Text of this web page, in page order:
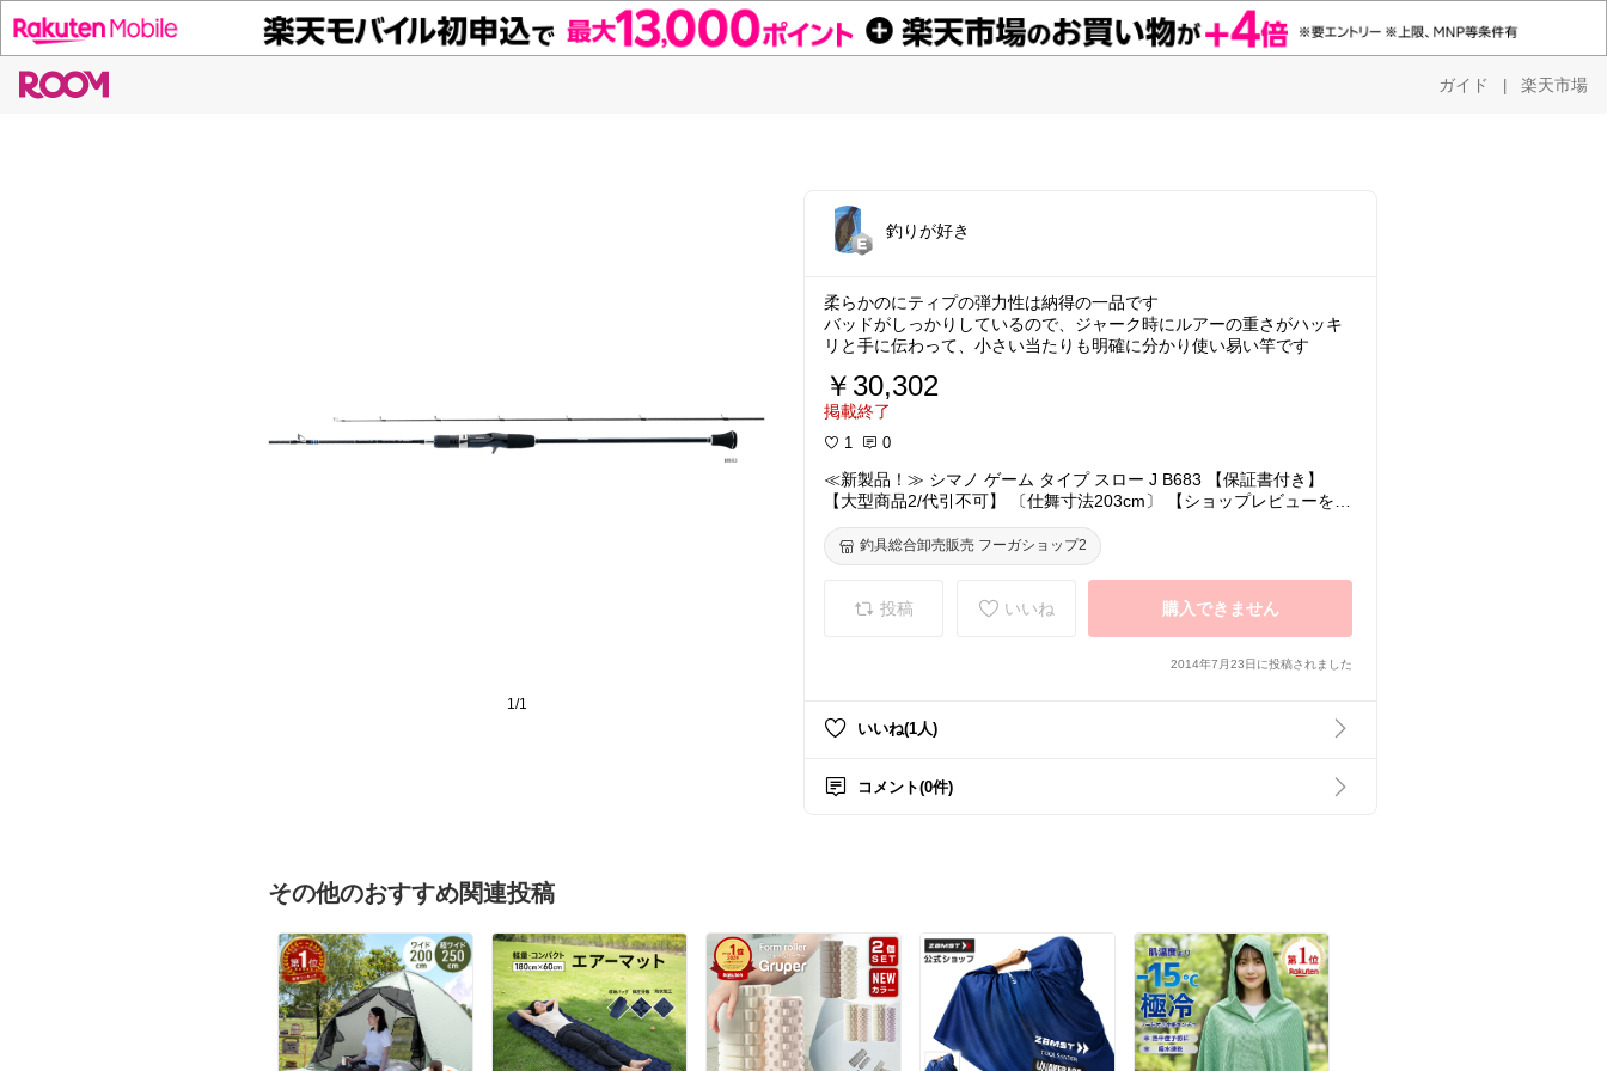
ガイド | 楽天市場
1/1
釣りが好き
柔らかのにティプの弾力性は納得の一品です
バッドがしっかりしているので、ジャーク時にルアーの重さがハッキ
￥30,302
掲載終了
1 0
≪新製品！≫ シマノ ゲーム タイプ スロー J B683 【保証書付き】
【大型商品2/代引不可】 〔仕舞寸法203cm〕 【ショップレビューを書
釣具総合卸売販売 フーガショップ2
投稿 いいね 購入できません
2014年7月23日に投稿されました
いいね(1人)
コメント(0件)
その他のおすすめ関連投稿